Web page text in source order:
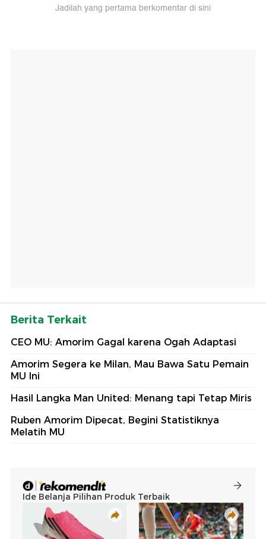
Jadilah yang pertama berkomentar di sini
Berita Terkait
CEO MU: Amorim Gagal karena Ogah Adaptasi
Amorim Segera ke Milan, Mau Bawa Satu Pemain
MU Ini
Hasil Langka Man United: Menang tapi Tetap Miris
Ruben Amorim Dipecat, Begini Statistiknya
Melatih MU